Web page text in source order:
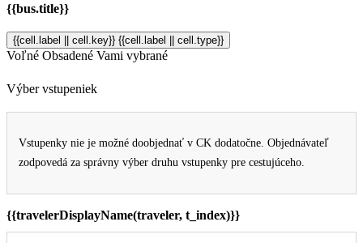
{{bus.title}}
{{cell.label || cell.key}} {{cell.label || cell.type}}
Voľné Obsadené Vami vybrané
Výber vstupeniek
Vstupenky nie je možné doobjednať v CK dodatočne. Objednávateľ
zodpovedá za správny výber druhu vstupenky pre cestujúceho.
{{travelerDisplayName(traveler, t_index)}}